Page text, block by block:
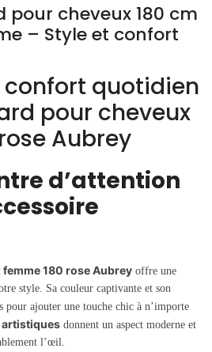
pour cheveux 180 cm
– Style et confort
confort quotidien
pour cheveux
Aubrey
d’attention
180 rose Aubrey offre une
style. Sa couleur captivante et son
pour ajouter une touche chic à n’importe
donnent un aspect moderne et
l’œil.